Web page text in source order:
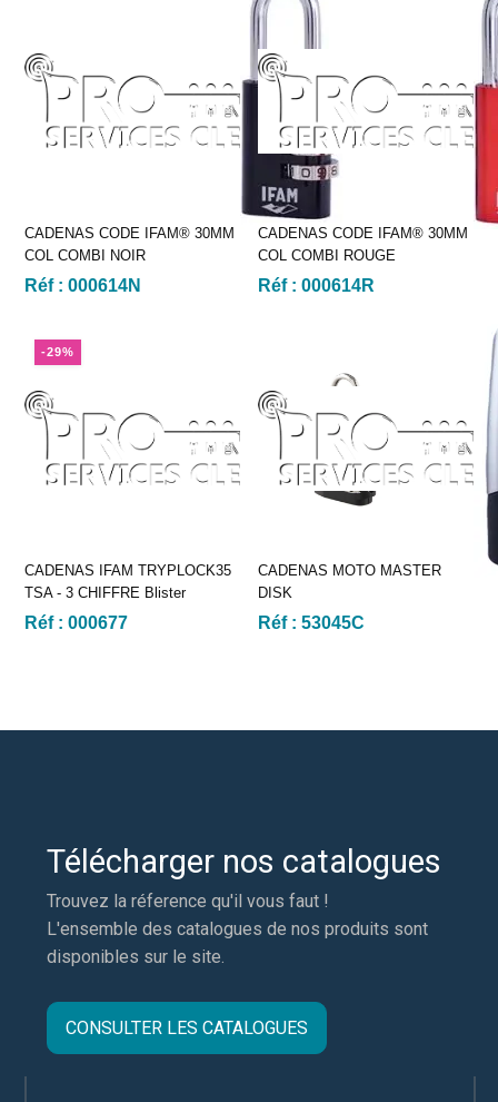
CADENAS CODE IFAM® 30MM
COL COMBI NOIR
Réf :000614N
CADENAS CODE IFAM® 30MM
COL COMBI ROUGE
Réf : 000614R
-29%
CADENAS IFAM TRYPLOCK35
TSA - 3 CHIFFRE Blister
Réf :000677
CADENAS MOTO MASTER
DISK
Réf : 53045C
Télécharger nos catalogues
Trouvez la réference qu'il vous faut !
L'ensemble des catalogues de nos produits sont
disponibles sur le site.
CONSULTER LES CATALOGUES